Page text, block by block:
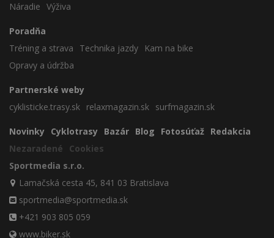
Náradie Výživa
Poradňa
Tréning a strava
Technika jazdy
Kam na bike
Opravy a údržba
Partnerské weby
cyklisticke.trasy.sk relaxmagazin.sk surfmagazin.sk
Novinky Cyklotrasy Bazár Blog Fotosúťaž Redakcia
Nezaradené
Cookies
Sportmedia s.r.o.
Lamačská cesta 45, 841 03 Bratislava
sportmedia@sportmedia.sk
+421 903 805 059
www.biker.sk